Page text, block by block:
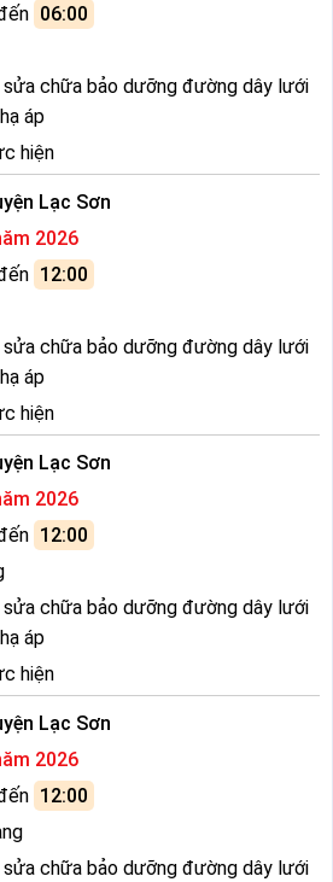
06:00
sửa chữa bảo dưỡng đường dây lưới
áp
hiện
Lạc Sơn
2026
12:00
sửa chữa bảo dưỡng đường dây lưới
áp
hiện
Lạc Sơn
2026
12:00
sửa chữa bảo dưỡng đường dây lưới
áp
hiện
Lạc Sơn
2026
12:00
sửa chữa bảo dưỡng đường dây lưới